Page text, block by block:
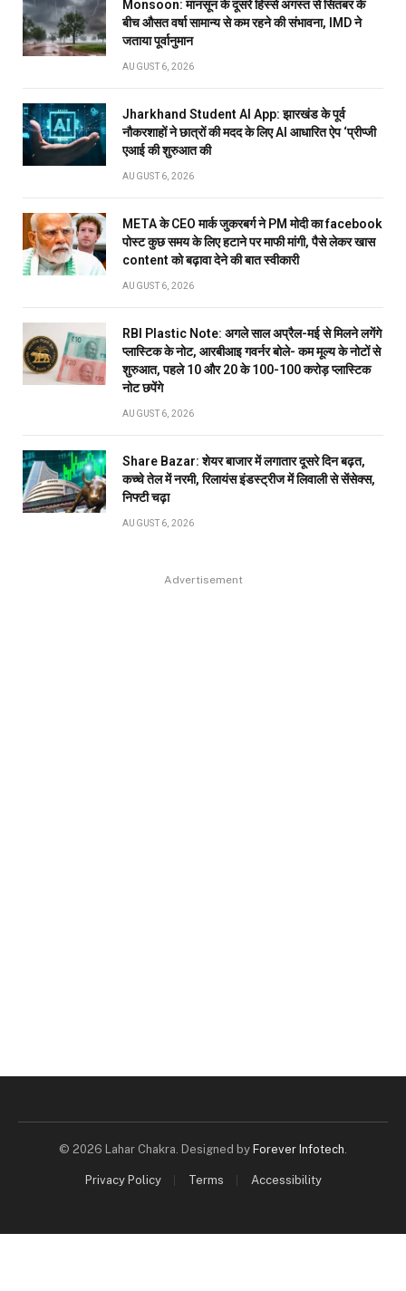
Monsoon: मानसून के दूसरे हिस्से अगस्त से सितंबर के
बीच औसत वर्षा सामान्य से कम रहने की संभावना, IMD ने
जताया पूर्वानुमान
AUGUST 6, 2026
Jharkhand Student AI App: झारखंड के पूर्व
नौकरशाहों ने छात्रों की मदद के लिए AI आधारित ऐप ‘प्रीप्जी
एआई की शुरुआत की
AUGUST 6, 2026
META के CEO मार्क जुकरबर्ग ने PM मोदी का facebook
पोस्ट कुछ समय के लिए हटाने पर माफी मांगी, पैसे लेकर खास
content को बढ़ावा देने की बात स्वीकारी
AUGUST 6, 2026
RBI Plastic Note: अगले साल अप्रैल-मई से मिलने लगेंगे
प्लास्टिक के नोट, आरबीआइ गवर्नर बोले- कम मूल्य के नोटों से
शुरुआत, पहले 10 और 20 के 100-100 करोड़ प्लास्टिक
नोट छपेंगे
AUGUST 6, 2026
Share Bazar: शेयर बाजार में लगातार दूसरे दिन बढ़त,
कच्चे तेल में नरमी, रिलायंस इंडस्ट्रीज में लिवाली से सेंसेक्स,
निफ्टी चढ़ा
AUGUST 6, 2026
Advertisement
© 2026 Lahar Chakra. Designed by Forever Infotech.
Privacy Policy Terms Accessibility